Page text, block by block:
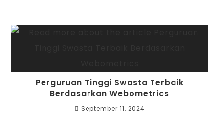
Perguruan Tinggi Swasta Terbaik
Berdasarkan Webometrics
September 11, 2024